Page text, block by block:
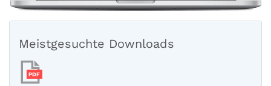
Meistgesuchte Downloads
PDF